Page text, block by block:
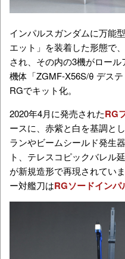
インパルスガンダムに万能
エット」を装着した形態で、
され、その内の3機がロー
機体「ZGMF-X56S/θ デス
RGでキット化。
2020年4月に発売されたRG
ースに、赤紫と白を基調と
ランやビームシールド発生
ト、テレスコピックバレル
が新規造形で再現されてい
ー対艦刀はRGソードインパ